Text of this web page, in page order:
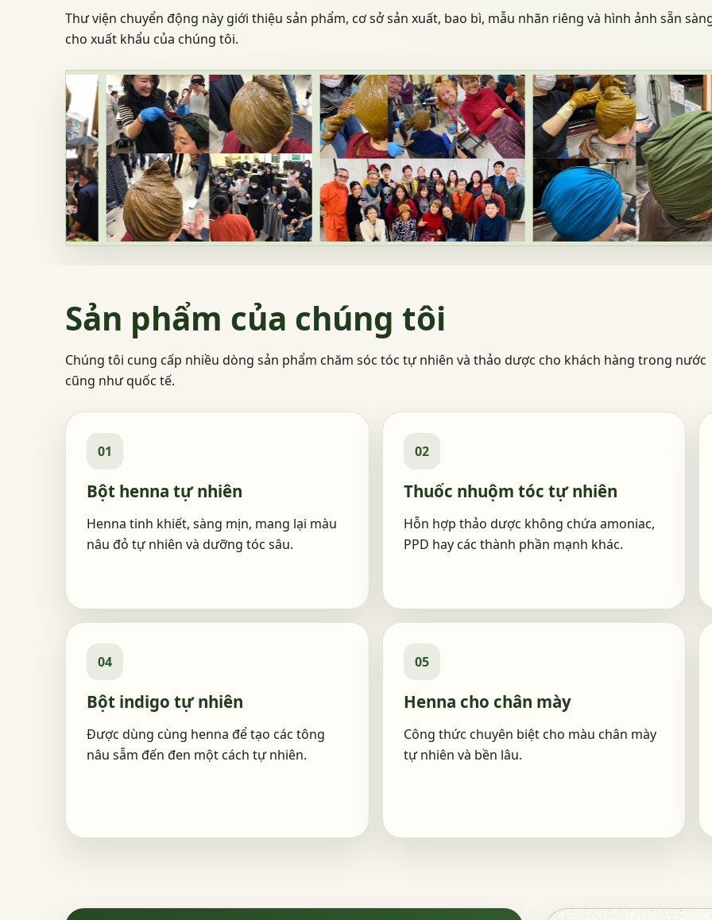
Thư viện chuyển động này giới thiệu sản phẩm, cơ sở sản xuất, bao bì, mẫu nhãn riêng và hình ảnh sẵn
cho xuất khẩu của chúng tôi.
Sản phẩm của chúng tôi
Chúng tôi cung cấp nhiều dòng sản phẩm chăm sóc tóc tự nhiên và thảo dược cho khách hàng trong nước
cũng như quốc tế.
01
Bột henna tự nhiên
Henna tinh khiết, sàng mịn, mang lại màu
nâu đỏ tự nhiên và dưỡng tóc sâu.
02
Thuốc nhuộm tóc tự nhiên
Hỗn hợp thảo dược không chứa amoniac,
PPD hay các thành phần mạnh khác.
04
Bột indigo tự nhiên
Được dùng cùng henna để tạo các tông
nâu sẫm đến đen một cách tự nhiên.
05
Henna cho chân mày
Công thức chuyên biệt cho màu chân mày
tự nhiên và bền lâu.